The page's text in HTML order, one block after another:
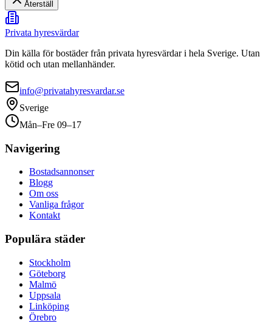
Återställ
Privata hyresvärdar
Din källa för bostäder från privata hyresvärdar i hela Sverige. Utan
kötid och utan mellanhänder.
info@privatahyresvardar.se
Sverige
Mån–Fre 09–17
Navigering
Bostadsannonser
Blogg
Om oss
Vanliga frågor
Kontakt
Populära städer
Stockholm
Göteborg
Malmö
Uppsala
Linköping
Örebro